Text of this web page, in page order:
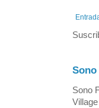
Sono
Sono